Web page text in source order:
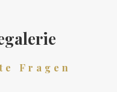
Fragen